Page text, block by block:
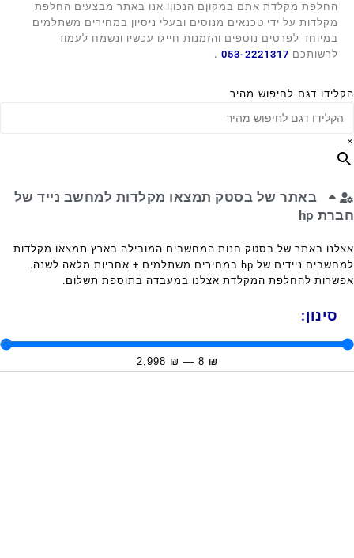
החלפת מקלדת אתם במקוןם הנכון! אנו באתר מבצעים החלפת
מקלדות על ידי טכנאים מנוסים ובעלי ניסיון במחירים משתלמים
במיוחד לפרטים נוספים והזמנות חייגו עכשיו ונשמח לעמוד
לרשותכם 053-2221317
.
הקלידו דגם לחיפוש מהיר
×
באתר של בסטק תמצאו מקלדות למחשב נייד של
חברת hp
אצלנו באתר של בסטק חנות המחשבים המובילה בארץ תמצאו מקלדות
למחשבים ניידים של hp במחירים משתלמים + אחריות מלאה לשנה.
אפשרות להחלפת המקלדת אצלנו במעבדה בתוספת תשלום.
סינון:
₪
8
—
₪
2,998